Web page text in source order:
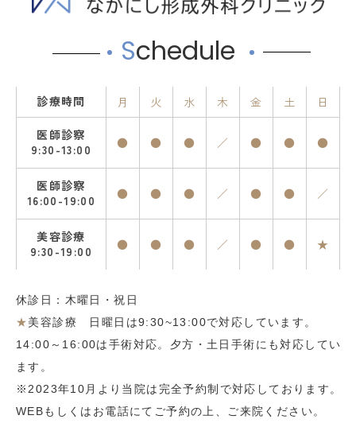
Schedule
診療時間 月 火 水 木 金 土 日
医師診察
9:30-13:00
● ● ● ／ ● ● ●
医師診察
16:00-19:00
● ● ● ／ ● ● ／
美容診療
9:30-19:00
● ● ● ／ ● ● ★
休診日：木曜日・祝日
★美容診療 日曜日は9:30~13:00で対応しています。
14:00～16:00は手術対応。夕方・土日手術にも対応してい
ます。
※2023年10月より当院は完全予約制で対応しております。
WEBもしくはお電話にてご予約の上、ご来院ください。